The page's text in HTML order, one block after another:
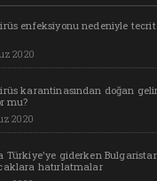
enfeksiyonu nedeniyle
2020
karantinasından doğan
mu?
2020
Türkiye'ye giderken Bulgaristan
hatırlatmalar